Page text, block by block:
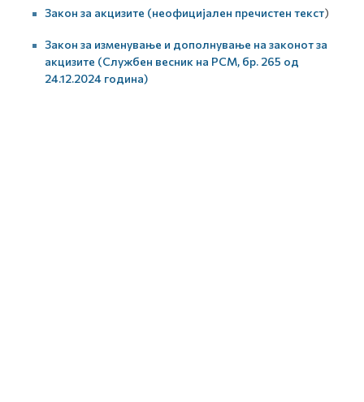
Закон за акцизите (неофицијален пречистен текст)
Закон за изменување и дополнување на законот за
акцизите (Службен весник на РСМ, бр. 265 од
24.12.2024 година)